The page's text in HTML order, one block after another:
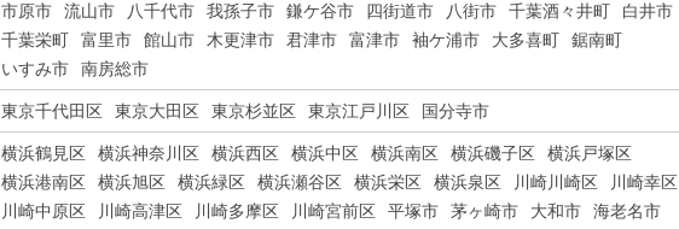
市原市
流山市 八千代市 我孫子市 鎌ケ谷市 四街道市 八街市 千葉酒々井町
白井市
千葉栄町
富里市 館山市 木更津市 君津市 富津市 袖ケ浦市 大多喜町
鋸南町
いすみ市
南房総市
東京千代田区 東京大田区 東京杉並区 東京江戸川区 国分寺市
横浜鶴見区 横浜神奈川区 横浜西区 横浜中区 横浜南区 横浜磯子区
横浜戸塚区
横浜港南区
横浜旭区 横浜緑区 横浜瀬谷区 横浜栄区 横浜泉区 川崎川崎区
川崎幸区
川崎中原区
川崎高津区 川崎多摩区 川崎宮前区 平塚市 茅ヶ崎市 大和市
海老名市